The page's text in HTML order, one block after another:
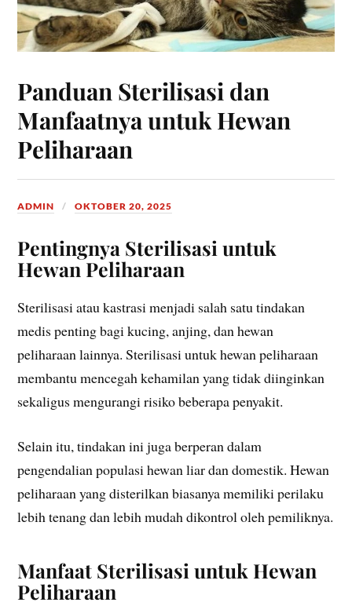
Panduan Sterilisasi dan
Manfaatnya untuk Hewan
Peliharaan
ADMIN OKTOBER 20, 2025
Pentingnya Sterilisasi untuk
Hewan Peliharaan
Sterilisasi atau kastrasi menjadi salah satu tindakan
medis penting bagi kucing, anjing, dan hewan
peliharaan lainnya. Sterilisasi untuk hewan peliharaan
membantu mencegah kehamilan yang tidak diinginkan
sekaligus mengurangi risiko beberapa penyakit.
Selain itu, tindakan ini juga berperan dalam
pengendalian populasi hewan liar dan domestik. Hewan
peliharaan yang disterilkan biasanya memiliki perilaku
lebih tenang dan lebih mudah dikontrol oleh pemiliknya.
Manfaat Sterilisasi untuk Hewan
Peliharaan